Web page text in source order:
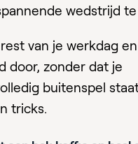
wedstrijd
van je werkdag en
door, zonder dat je
buitenspel
tricks.